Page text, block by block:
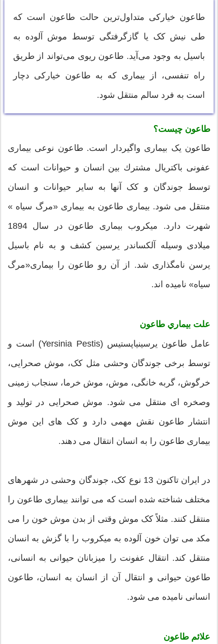
طاعون خیارکی متداول‌ترین حالت طاعون است که
طی نیش کک یا گازگرفتگی توسط موش آلوده به
باسیل به وجود می‌آید. طاعون ریوی می‌تواند از طریق
راه تنفسی، از بیماری که به طاعون خیارکی دچار
است به فرد سالم منتقل شود.
طاعون چیست؟
طاعون یک بیماری واگیردار است. طاعون نوعی بیماری
عفونی باكتریال مشترك بین انسان و حیوانات است كه
توسط جوندگان و کک آنها به سایر حیوانات و انسان
منتقل می شود. بیماری طاعون به بیماری «مرگ سیاه »
شهرت دارد. میکروب بیماری طاعون در سال 1894
میلادی وسیله آلکساندر یرسین کشف و به نام باسیل
یرسن نامگذاری شد. از آن رو طاعون را بیماری«مرگ
سیاه» نامیده اند.
علت بيماري طاعون
عامل طاعون یرسینیاپستیس (Yersinia Pestis) است و
توسط برخی جوندگان وحشی مثل کک، موش صحرایی،
خرگوش، گربه خانگی، موش، موش خرما، سنجاب زمینی
وصخره ای منتقل می شود. موش صحرایی در تولید و
انتشار طاعون نقش مهمی دارد و کک های این موش
بیماری طاعون را به انسان انتقال می دهند.
در ایران تاکنون 13 نوع کک، جوندگان وحشی در شهرهای
مختلف شناخته شده است که می توانند بیماری طاعون را
منتقل کنند. مثلاً کک موش وقتی از بدن موش خون را می
مکد می توان خون آلوده به میکروب را با گزش به انسان
منتقل کند. انتقال عفونت را میزبانان حیوانی به انسانی،
طاعون حیوانی و انتقال آن از انسان به انسان، طاعون
انسانی نامیده می شود.
علائم طاعون